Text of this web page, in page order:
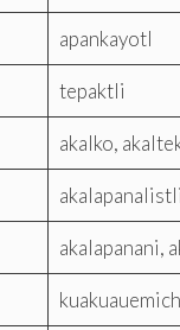
apankayotl
tepaktli
akalko,
akalapanani,